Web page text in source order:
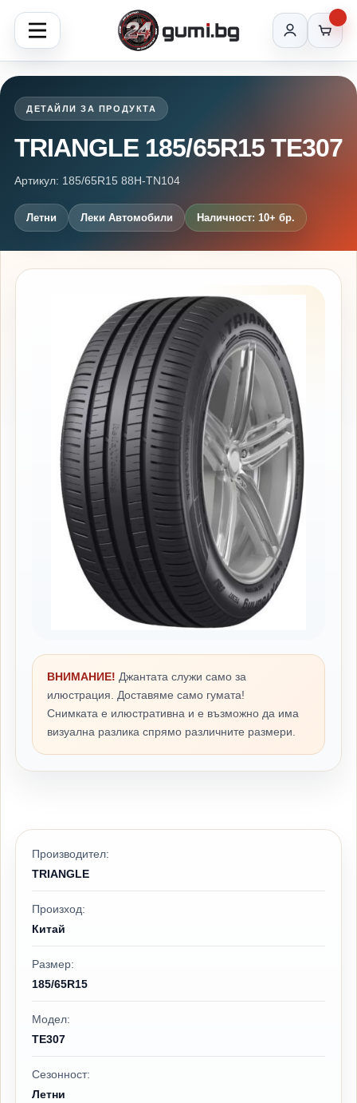
ДЕТАЙЛИ ЗА ПРОДУКТА
TRIANGLE 185/65R15 TE307
Артикул: 185/65R15 88H-TN104
Летни Леки Автомобили Наличност: 10+ бр.
ВНИМАНИЕ! Джантата служи само за
илюстрация. Доставяме само гумата!
Снимката е илюстративна и е възможно да има
визуална разлика спрямо различните размери.
Производител:
TRIANGLE
Произход:
Китай
Размер:
185/65R15
Модел:
TE307
Сезонност:
Летни